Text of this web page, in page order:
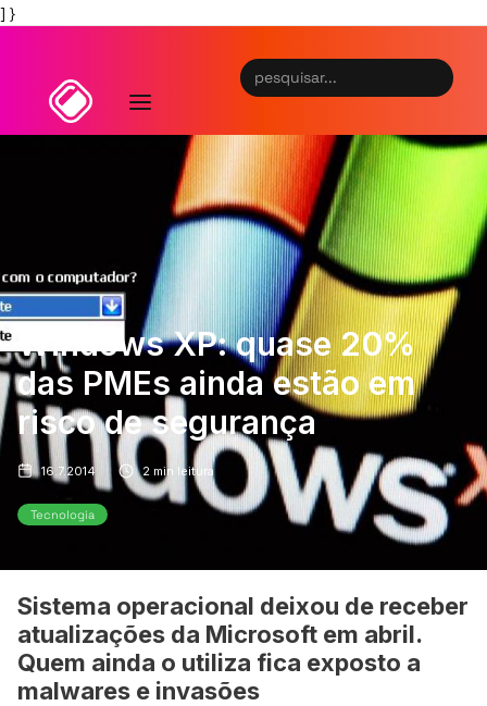
] }
Windows XP: quase 20%
das PMEs ainda estão em
risco de segurança
16.7.2014 2 min leitura
Tecnologia
Sistema operacional deixou de receber
atualizações da Microsoft em abril.
Quem ainda o utiliza fica exposto a
malwares e invasões